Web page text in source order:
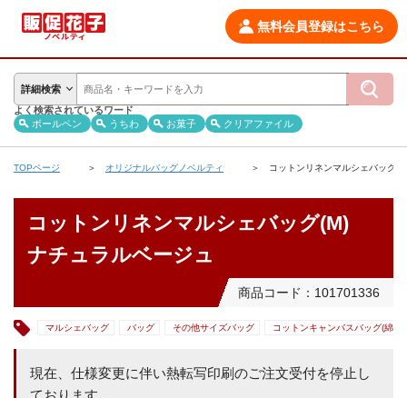
無料会員登録はこちら
詳細検索
よく検索されているワード
ボールペン
うちわ お菓子 クリアファイル
TOPページ オリジナルバッグノベルティ コットンリネンマルシェバッグ
コットンリネンマルシェバッグ(M)
ナチュラルベージュ
商品コード：101701336
マルシェバッグ バッグ その他サイズバッグ コットンキャンバスバッグ(綿素
現在、仕様変更に伴い熱転写印刷のご注文受付を停止し
ております。